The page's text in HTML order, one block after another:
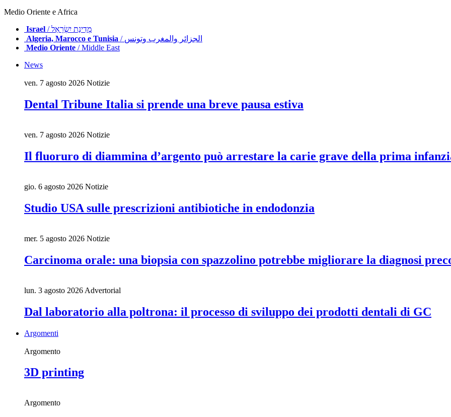
Medio Oriente e Africa
Israel
/ מְדִינַת יִשְׂרָאֵל
Algeria, Marocco e Tunisia
/ الجزائر والمغرب وتونس
Medio Oriente / Middle East
News
ven. 7 agosto 2026 Notizie
Dental Tribune Italia si prende una breve pausa estiva
ven. 7 agosto 2026 Notizie
Il fluoruro di diammina d’argento può arrestare la carie grave della prima
gio. 6 agosto 2026 Notizie
Studio USA sulle prescrizioni antibiotiche in endodonzia
mer. 5 agosto 2026 Notizie
Carcinoma orale: una biopsia con spazzolino potrebbe migliorare la diagnosi
lun. 3 agosto 2026 Advertorial
Dal laboratorio alla poltrona: il processo di sviluppo dei prodotti dentali di GC
Argomenti
Argomento
3D printing
Argomento